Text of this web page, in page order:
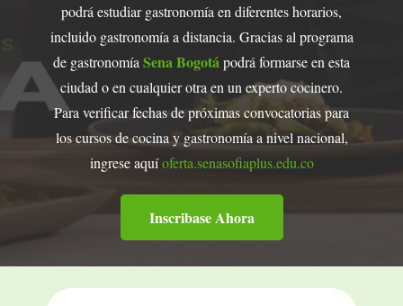
podrá estudiar gastronomía en diferentes horarios,
incluido gastronomía a distancia. Gracias al programa
de gastronomía Sena Bogotápodrá formarse en esta
ciudad o en cualquier otra en un experto cocinero.
Para verificar fechas de próximas convocatorias para
los cursos de cocina y gastronomía a nivel nacional,
ingrese aquíoferta.senasofiaplus.edu.co
Inscribase Ahora